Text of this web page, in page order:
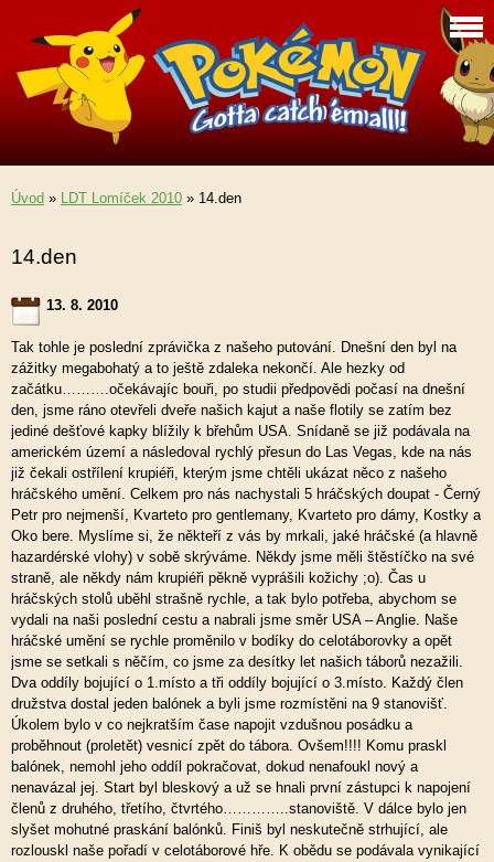
Úvod » LDT Lomíček 2010 » 14.den
14.den
13. 8. 2010
Tak tohle je poslední zprávička z našeho putování. Dnešní den byl na
zážitky megabohatý a to ještě zdaleka nekončí. Ale hezky od
začátku……….očekávajíc bouři, po studii předpovědi počasí na dnešní
den, jsme ráno otevřeli dveře našich kajut a naše flotily se zatím bez
jediné dešťové kapky blížily k břehům USA. Snídaně se již podávala na
americkém území a následoval rychlý přesun do Las Vegas, kde na nás
již čekali ostřílení krupiéři, kterým jsme chtěli ukázat něco z našeho
hráčského umění. Celkem pro nás nachystali 5 hráčských doupat - Černý
Petr pro nejmenší, Kvarteto pro gentlemany, Kvarteto pro dámy, Kostky a
Oko bere. Myslíme si, že někteří z vás by mrkali, jaké hráčské (a hlavně
hazardérské vlohy) v sobě skrýváme. Někdy jsme měli štěstíčko na své
straně, ale někdy nám krupiéři pěkně vyprášili kožichy ;o). Čas u
hráčských stolů uběhl strašně rychle, a tak bylo potřeba, abychom se
vydali na naši poslední cestu a nabrali jsme směr USA – Anglie. Naše
hráčské umění se rychle proměnilo v bodíky do celotáborovky a opět
jsme se setkali s něčím, co jsme za desítky let našich táborů nezažili.
Dva oddíly bojující o 1.místo a tři oddíly bojující o 3.místo. Každý člen
družstva dostal jeden balónek a byli jsme rozmístěni na 9 stanovišť.
Úkolem bylo v co nejkratším čase napojit vzdušnou posádku a
proběhnout (proletět) vesnicí zpět do tábora. Ovšem!!!! Komu praskl
balónek, nemohl jeho oddíl pokračovat, dokud nenafoukl nový a
nenavázal jej. Start byl bleskový a už se hnali první zástupci k napojení
členů z druhého, třetího, čtvrtého…………..stanoviště. V dálce bylo jen
slyšet mohutné praskání balónků. Finiš byl neskutečně strhující, ale
rozlouskl naše pořadí v celotáborové hře. K obědu se podávala vynikající